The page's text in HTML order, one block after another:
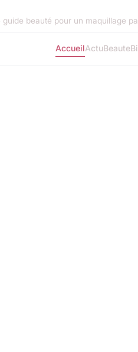
guide beauté pour un maquillage
AccueilActuBeaute